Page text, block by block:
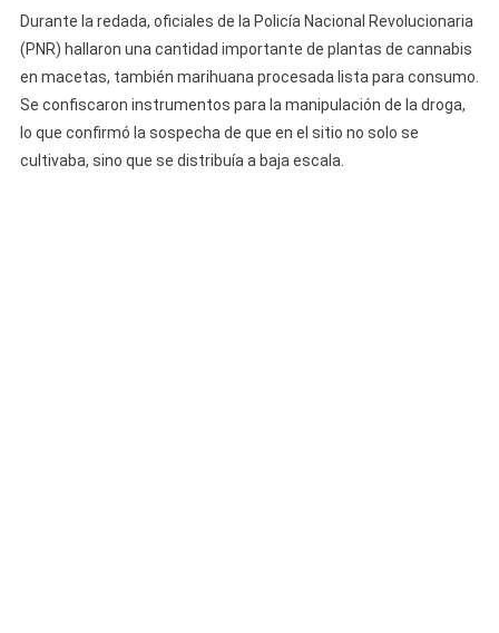
La
Habana:
Operativo
Ocho
Detenidos
Durante la redada, oficiales de la Policía Nacional Revolucionaria
(PNR) hallaron una cantidad importante de plantas de cannabis
en macetas, también marihuana procesada lista para consumo.
Se confiscaron instrumentos para la manipulación de la droga,
lo que confirmó la sospecha de que en el sitio no solo se
cultivaba, sino que se distribuía a baja escala.